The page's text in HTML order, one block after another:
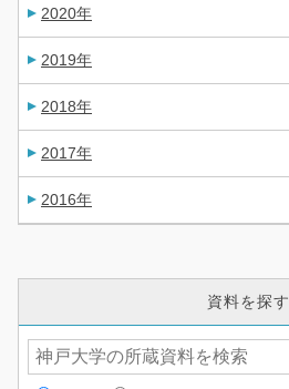
2020年
2019年
2018年
2017年
2016年
資料を探す